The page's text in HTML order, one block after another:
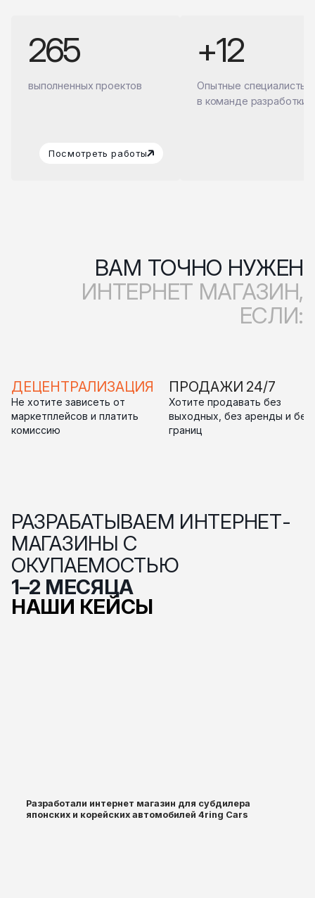
265
выполненных проектов
Посмотреть работы
+12
Опытные специалисты
в команде разработки
ВАМ ТОЧНО НУЖЕН
ИНТЕРНЕТ МАГАЗИН,
ЕСЛИ:
ДЕЦЕНТРАЛИЗАЦИЯ
Не хотите зависеть от
маркетплейсов и платить
комиссию
ПРОДАЖИ 24/7
Хотите продавать без
выходных, без аренды и без
границ
РАЗРАБАТЫВАЕМ ИНТЕРНЕТ-
МАГАЗИНЫ С
ОКУПАЕМОСТЬЮ
1–2 МЕСЯЦА
НАШИ КЕЙСЫ
Разработали интернет магазин для субдилера
японских и корейских автомобилей 4ring Cars